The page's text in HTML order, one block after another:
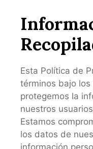
Esta Política de
términos bajo
protegemos la
nuestros
Estamos
los datos de
información